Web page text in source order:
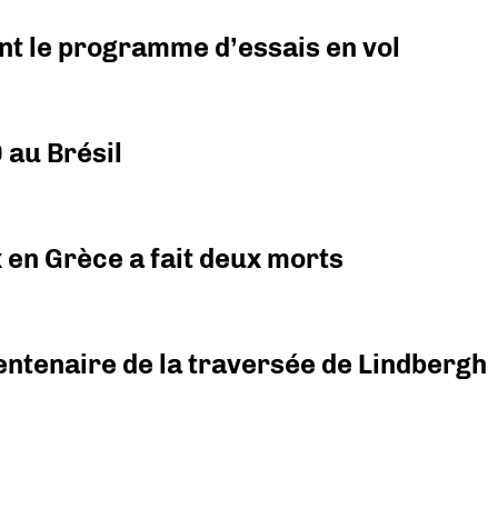
le programme d’essais en vol
au Brésil
Grèce a fait deux morts
de la traversée de Lindbergh